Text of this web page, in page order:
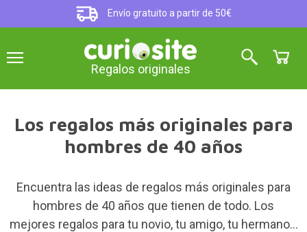
Envío gratuito a partir de 50€
Regalos originales
Los regalos más originales para
hombres de 40 años
Encuentra las ideas de regalos más originales para
hombres de 40 años que tienen de todo. Los
mejores regalos para tu novio, tu amigo, tu hermano...